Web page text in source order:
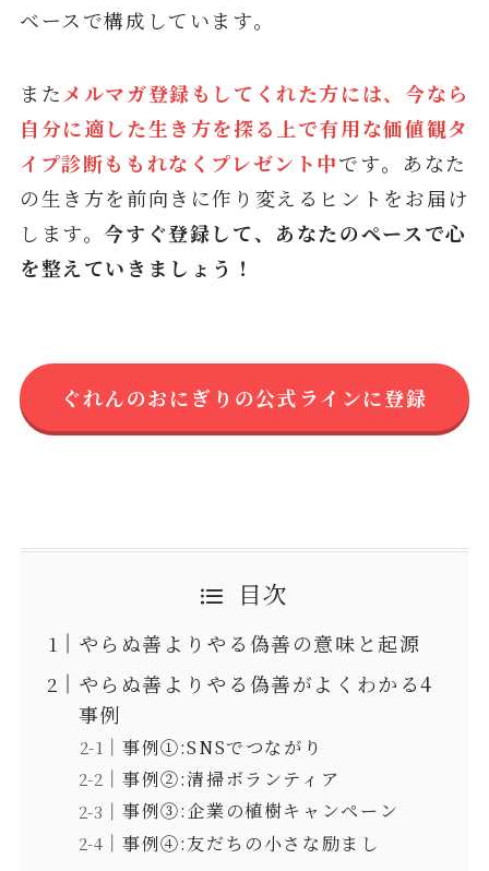
ベースで構成しています。
またメルマガ登録もしてくれた方には、今なら
自分に適した生き方を探る上で有用な価値観タ
イプ診断ももれなくプレゼント中です。 あなた
の生き方を前向きに作り変えるヒントをお届け
します。今すぐ登録して、あなたのペースで心
を整えていきましょう！
ぐれんのおにぎりの公式ラインに登録
目次
やらぬ善よりやる偽善の意味と起源
やらぬ善よりやる偽善がよくわかる4
事例
事例①:SNSでつながり
事例②:清掃ボランティア
事例③:企業の植樹キャンペーン
事例④:友だちの小さな励まし